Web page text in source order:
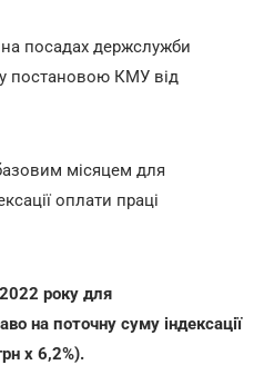
посадах держслужби
постановою КМУ від
місяцем для
оплати праці
року для
на поточну суму індексації
х 6,2%).